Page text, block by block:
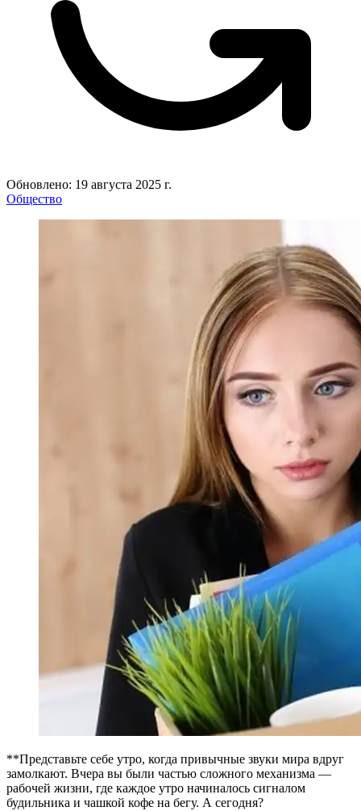
Обновлено: 19 августа 2025 г.
Общество
**Представьте себе утро, когда привычные звуки мира вдруг
замолкают. Вчера вы были частью сложного механизма —
рабочей жизни, где каждое утро начиналось сигналом
будильника и чашкой кофе на бегу. А сегодня?